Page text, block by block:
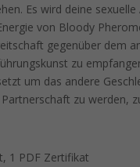
Es wird deine
von Bloody
gegenüber dem
zu
um das andere
zu werden,
1 PDF Zertifikat